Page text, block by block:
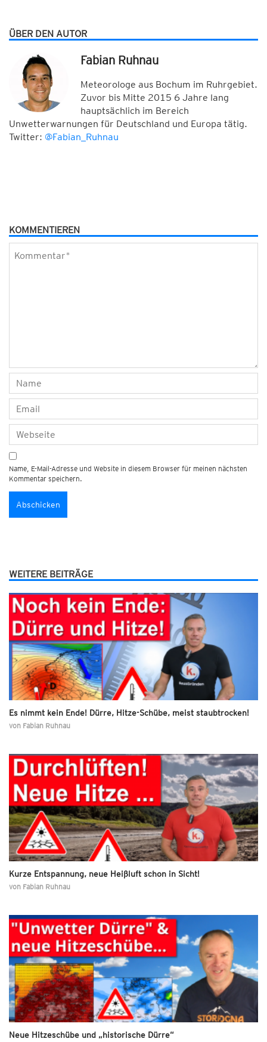
ÜBER DEN AUTOR
Fabian Ruhnau
Meteorologe aus Bochum im Ruhrgebiet.
Zuvor bis Mitte 2015 6 Jahre lang
hauptsächlich im Bereich
Unwetterwarnungen für Deutschland und Europa tätig.
Twitter: @Fabian_Ruhnau
KOMMENTIEREN
Name, E-Mail-Adresse und Website in diesem Browser für meinen nächsten
Kommentar speichern.
WEITERE BEITRÄGE
Es nimmt kein Ende! Dürre, Hitze-Schübe, meist staubtrocken!
von Fabian Ruhnau
Kurze Entspannung, neue Heißluft schon in Sicht!
von Fabian Ruhnau
Neue Hitzeschübe und „historische Dürre“